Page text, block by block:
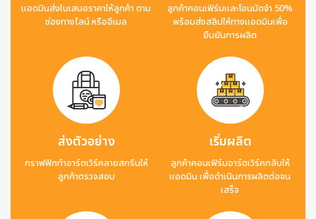
แอดมินส่งใบเสนอราคาให้ลูกค้า ตาม
ช่องทางไลน์ หรืออีเมล
ลูกค้าคอนเฟิร์มและโอนมัดจำ 50%
พร้อมส่งสลิปให้ทางแอดมินเพื่อ
ยืนยันการผลิต
ส่งตัวอย่าง
กราฟฟิกทำอาร์ตเวิร์คลายสกรีนให้
ลูกค้าตรวจสอบ
เริ่มผลิต
ลูกค้าคอนเฟิร์มอาร์ตเวิร์คกลับให้
แอดมิน เพื่อดำเนินการผลิตต่อจน
เสร็จ